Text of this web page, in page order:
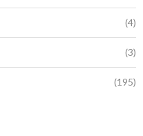
(4)
(3)
(195)